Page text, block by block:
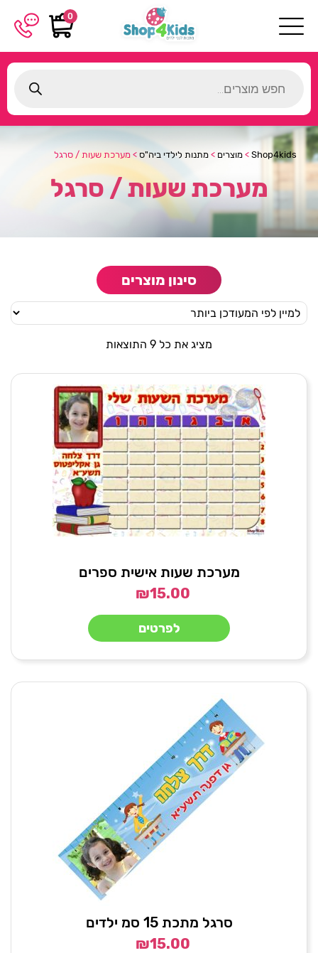
0
search
Shop4kids
> מוצרים > מתנות לילדי ביה"ס > מערכת שעות / סרגל
מערכת שעות / סרגל
סינון מוצרים
מציג את כל 9 התוצאות
מערכת שעות אישית ספרים
₪15.00
לפרטים
סרגל מתכת 15 סמ ילדים
₪15.00